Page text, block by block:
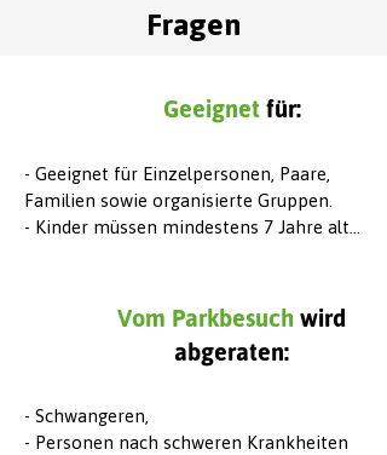
Fragen
Geeignet für:
- Geeignet für Einzelpersonen, Paare,
Familien sowie organisierte Gruppen.
- Kinder müssen mindestens 7 Jahre alt
Kinder bis zum Alter von 15 Jahren
dürfen an der Aktivität ausschließlich in
gesetzlichen Vormunds teilnehmen.
Vom Parkbesuch wird
abgeraten:
- Schwangeren,
- Personen nach schweren Krankheiten